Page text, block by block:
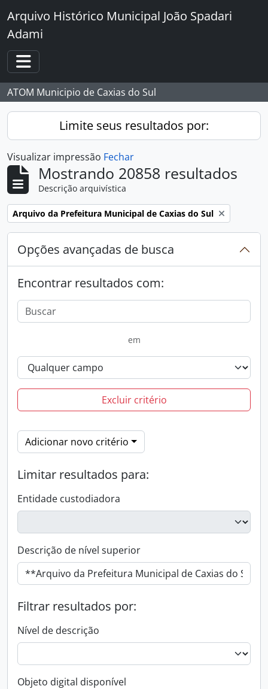
Skip to main content
Arquivo Histórico Municipal João Spadari
Adami
Toggle navigation
ATOM Municipio de Caxias do Sul
Limite seus resultados por:
Visualizar impressão Fechar
Mostrando 20858 resultados
Descrição arquivística
Remover filtro:
Arquivo da Prefeitura Municipal de Caxias do Sul
Opções avançadas de busca
Encontrar resultados com:
em
Excluir critério
Adicionar novo critério
Limitar resultados para:
Entidade custodiadora
Descrição de nível superior
Filtrar resultados por:
Nível de descrição
Objeto digital disponível